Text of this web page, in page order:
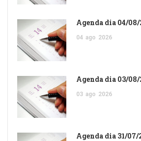
Agenda dia 04/
04 ago 2026
Agenda dia 03/
03 ago 2026
Agenda dia 31/07/